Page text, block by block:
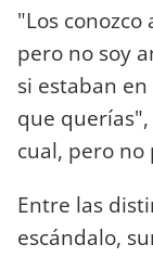
"Los conozco
pero no soy
si estaban
que
cual, pero no
Entre las
escándalo,